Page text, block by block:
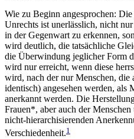
Wie zu Beginn angesprochen:
Unrechts ist unerlässlich, nicht
in der Gegenwart zu erkennen,
wird deutlich, die tatsächliche
die Überwindung jeglicher Form
wird nur erreicht, wenn diese
wird, nach der nur Menschen, die
identisch) angesehen werden, als
anerkannt werden. Die
Frauen*, aber auch der
nicht-hierarchisierenden
Verschiedenheit.1